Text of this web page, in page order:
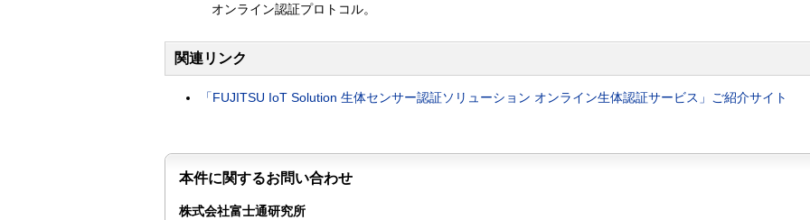
オンライン認証プロトコル。
関連リンク
「FUJITSU IoT Solution 生体センサー認証ソリューション オンライン生体認証サービス」ご紹介サイト
本件に関するお問い合わせ
株式会社富士通研究所